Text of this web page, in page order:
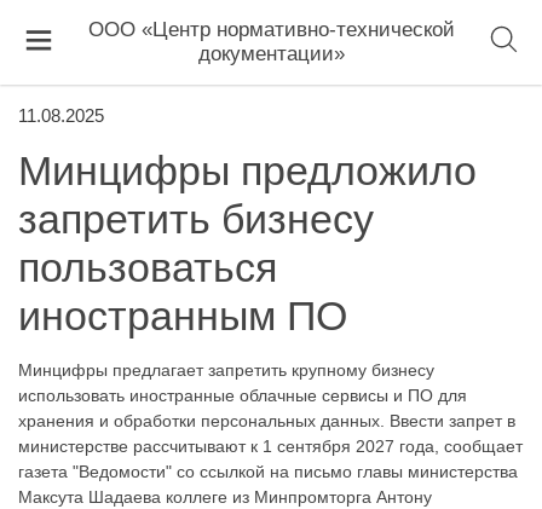
ООО «Центр нормативно-технической
документации»
11.08.2025
Минцифры предложило
запретить бизнесу
пользоваться
иностранным ПО
Минцифры предлагает запретить крупному бизнесу
использовать иностранные облачные сервисы и ПО для
хранения и обработки персональных данных. Ввести запрет в
министерстве рассчитывают к 1 сентября 2027 года, сообщает
газета "Ведомости" со ссылкой на письмо главы министерства
Максута Шадаева коллеге из Минпромторга Антону